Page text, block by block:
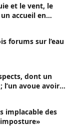
et le vent, le
accueil en
forums sur l’eau
dont un
l’un avoue avoir
implacable des